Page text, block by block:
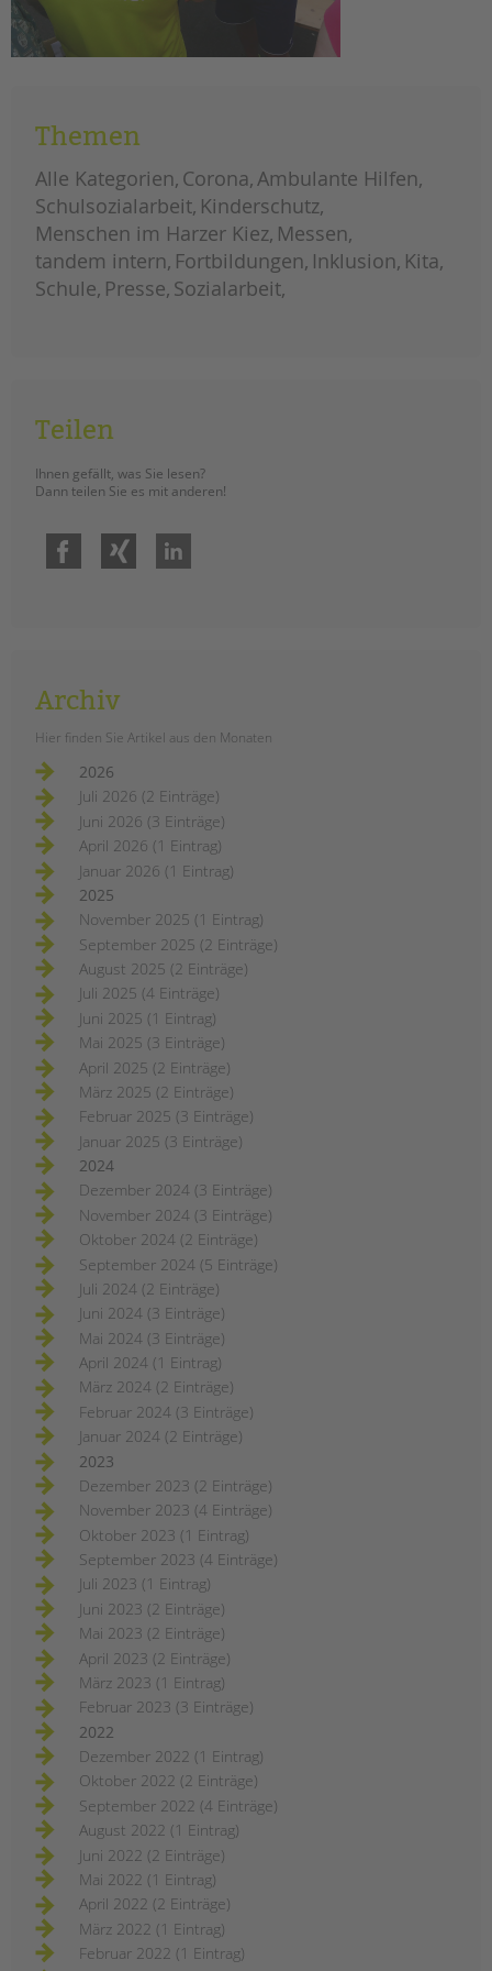
Themen
Alle Kategorien Corona Ambulante Hilfen
Schulsozialarbeit Kinderschutz
Menschen im Harzer Kiez Messen
tandem intern Fortbildungen Inklusion Kita
Schule Presse Sozialarbeit
Teilen
Ihnen gefällt, was Sie lesen?
Dann teilen Sie es mit anderen!
Facebook Xing
Archiv
Hier finden Sie Artikel aus den Monaten
2026
Juli 2026 (2 Einträge)
Juni 2026 (3 Einträge)
April 2026 (1 Eintrag)
Januar 2026 (1 Eintrag)
2025
November 2025 (1 Eintrag)
September 2025 (2 Einträge)
August 2025 (2 Einträge)
Juli 2025 (4 Einträge)
Juni 2025 (1 Eintrag)
Mai 2025 (3 Einträge)
April 2025 (2 Einträge)
März 2025 (2 Einträge)
Februar 2025 (3 Einträge)
Januar 2025 (3 Einträge)
2024
Dezember 2024 (3 Einträge)
November 2024 (3 Einträge)
Oktober 2024 (2 Einträge)
September 2024 (5 Einträge)
Juli 2024 (2 Einträge)
Juni 2024 (3 Einträge)
Mai 2024 (3 Einträge)
April 2024 (1 Eintrag)
März 2024 (2 Einträge)
Februar 2024 (3 Einträge)
Januar 2024 (2 Einträge)
2023
Dezember 2023 (2 Einträge)
November 2023 (4 Einträge)
Oktober 2023 (1 Eintrag)
September 2023 (4 Einträge)
Juli 2023 (1 Eintrag)
Juni 2023 (2 Einträge)
Mai 2023 (2 Einträge)
April 2023 (2 Einträge)
März 2023 (1 Eintrag)
Februar 2023 (3 Einträge)
2022
Dezember 2022 (1 Eintrag)
Oktober 2022 (2 Einträge)
September 2022 (4 Einträge)
August 2022 (1 Eintrag)
Juni 2022 (2 Einträge)
Mai 2022 (1 Eintrag)
April 2022 (2 Einträge)
März 2022 (1 Eintrag)
Februar 2022 (1 Eintrag)